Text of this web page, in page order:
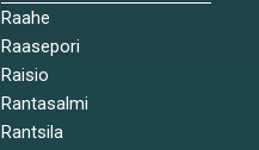
Raahe
Raasepori
Raisio
Rantasalmi
Rantsila